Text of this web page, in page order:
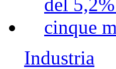
Industria